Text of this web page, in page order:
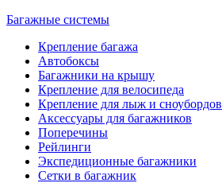
Багажные системы
Крепление багажа
Автобоксы
Багажники на крышу
Крепление для велосипеда
Крепление для лыж и сноубордов
Аксессуары для багажников
Поперечины
Рейлинги
Экспедиционные багажники
Сетки в багажник